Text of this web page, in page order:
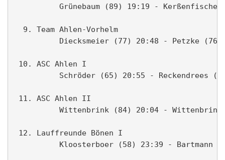
Grünebaum (89) 19:19 -
9. Team Ahlen-Vorhelm
Diecksmeier (77) 20:48 - Petzke
10. ASC Ahlen I
Schröder (65) 20:55 - Reckendrees
11. ASC Ahlen II
Wittenbrink (84) 20:04 -
12. Lauffreunde Bönen I
Kloosterboer (58) 23:39 - Bartmann